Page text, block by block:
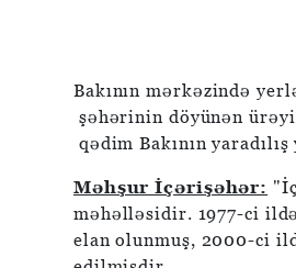
Bakının mərkəzində
şəhərinin döyünən
qədim Bakının
Məhşur İçərişəhər:
məhəlləsidir. 1977-ci
elan olunmuş, 2000-ci